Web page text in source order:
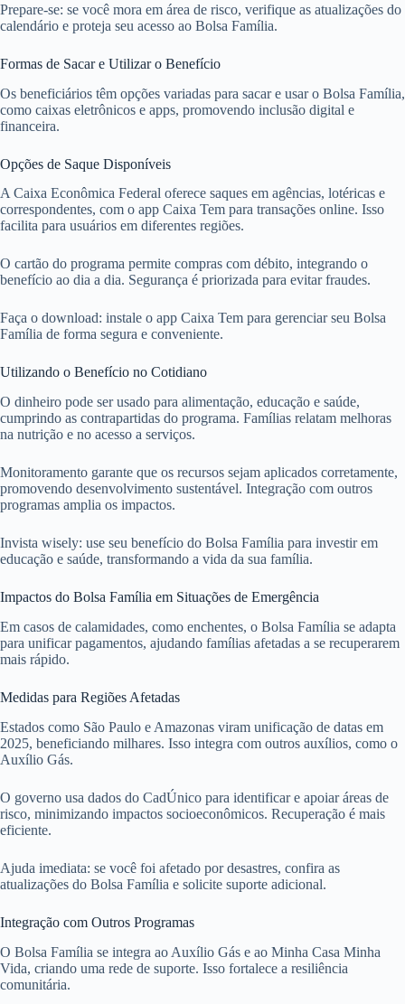
Prepare-se: se você mora em área de risco, verifique as atualizações do
calendário e proteja seu acesso ao Bolsa Família.
Formas de Sacar e Utilizar o Benefício
Os beneficiários têm opções variadas para sacar e usar o Bolsa Família,
como caixas eletrônicos e apps, promovendo inclusão digital e
financeira.
Opções de Saque Disponíveis
A Caixa Econômica Federal oferece saques em agências, lotéricas e
correspondentes, com o app Caixa Tem para transações online. Isso
facilita para usuários em diferentes regiões.
O cartão do programa permite compras com débito, integrando o
benefício ao dia a dia. Segurança é priorizada para evitar fraudes.
Faça o download: instale o app Caixa Tem para gerenciar seu Bolsa
Família de forma segura e conveniente.
Utilizando o Benefício no Cotidiano
O dinheiro pode ser usado para alimentação, educação e saúde,
cumprindo as contrapartidas do programa. Famílias relatam melhoras
na nutrição e no acesso a serviços.
Monitoramento garante que os recursos sejam aplicados corretamente,
promovendo desenvolvimento sustentável. Integração com outros
programas amplia os impactos.
Invista wisely: use seu benefício do Bolsa Família para investir em
educação e saúde, transformando a vida da sua família.
Impactos do Bolsa Família em Situações de Emergência
Em casos de calamidades, como enchentes, o Bolsa Família se adapta
para unificar pagamentos, ajudando famílias afetadas a se recuperarem
mais rápido.
Medidas para Regiões Afetadas
Estados como São Paulo e Amazonas viram unificação de datas em
2025, beneficiando milhares. Isso integra com outros auxílios, como o
Auxílio Gás.
O governo usa dados do CadÚnico para identificar e apoiar áreas de
risco, minimizando impactos socioeconômicos. Recuperação é mais
eficiente.
Ajuda imediata: se você foi afetado por desastres, confira as
atualizações do Bolsa Família e solicite suporte adicional.
Integração com Outros Programas
O Bolsa Família se integra ao Auxílio Gás e ao Minha Casa Minha
Vida, criando uma rede de suporte. Isso fortalece a resiliência
comunitária.